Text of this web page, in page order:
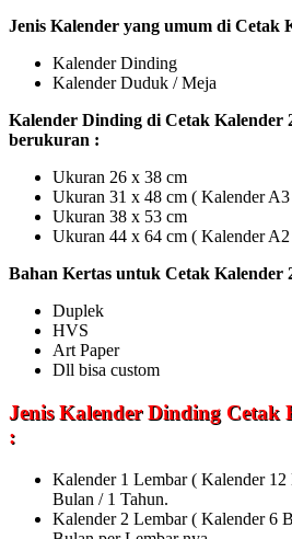
Jenis Kalender yang umum di Cetak
Kalender Dinding
Kalender Duduk / Meja
Kalender Dinding di Cetak Kalender
berukuran :
Ukuran 26 x 38 cm
Ukuran 31 x 48 cm ( Kalender
Ukuran 38 x 53 cm
Ukuran 44 x 64 cm ( Kalender
Bahan Kertas untuk Cetak Kalender
Duplek
HVS
Art Paper
Dll bisa custom
Jenis Kalender Dinding Cetak
:
Kalender 1 Lembar ( Kalender
Bulan / 1 Tahun.
Kalender 2 Lembar ( Kalender 6